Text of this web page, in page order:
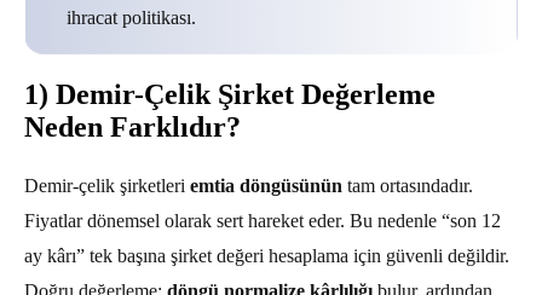
ihracat politikası.
1) Demir-Çelik Şirket Değerleme
Neden Farklıdır?
Demir-çelik şirketleri emtia döngüsünün tam ortasındadır.
Fiyatlar dönemsel olarak sert hareket eder. Bu nedenle “son 12
ay kârı” tek başına şirket değeri hesaplama için güvenli değildir.
Doğru değerleme; döngü normalize kârlılığı bulur, ardından